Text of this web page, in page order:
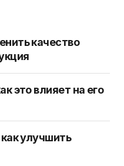
качество
это влияет на его
улучшить